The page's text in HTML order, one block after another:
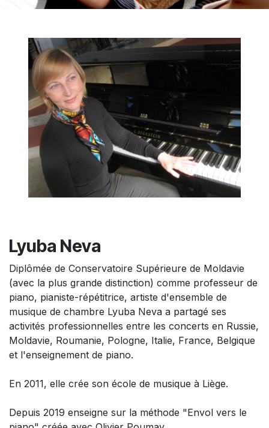
Lyuba Neva
Diplômée de Conservatoire Supérieure de Moldavie
(avec la plus grande distinction) comme professeur de
piano, pianiste-répétitrice, artiste d'ensemble de
musique de chambre Lyuba Neva a partagé ses
activités professionnelles entre les concerts en Russie,
Moldavie, Roumanie, Pologne, Italie, France, Belgique
et l'enseignement de piano.
En 2011, elle crée son école de musique à Liège.
Depuis 2019 enseigne sur la méthode "Envol vers le